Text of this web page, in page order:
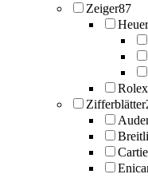
Zeiger87
Heuer
Rolex
Zifferblätter